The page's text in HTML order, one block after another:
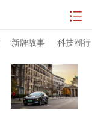
新牌故事 科技潮行